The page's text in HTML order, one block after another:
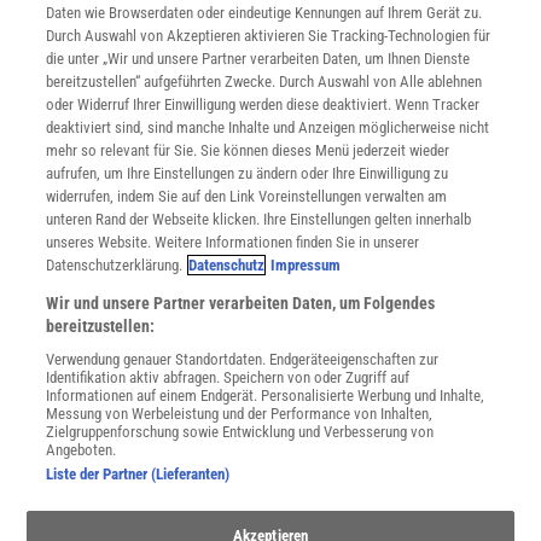
INFO
Mediadaten
Datenschutz
Nutzungsbedingungen
Cookie-Einstellungen
Utiq verwalten
Nutzungsbasierte Onlinewerbung
Alle Artikel
Impressum
Angebote für Schulen
Angebote für Institutionen
Sprachen lernen mit Gymglish
Lexika
Für Spektrum schreiben
Zugänglichkeitserklärung
WEBSEITEN
KielSCN
Wissenschaft in die Schulen
Daten wie Browserdaten oder eindeutige Kennungen auf Ihrem Gerät zu.
Durch Auswahl von Akzeptieren aktivieren Sie Tracking-Technologien für
die unter „Wir und unsere Partner verarbeiten Daten, um Ihnen Dienste
bereitzustellen“ aufgeführten Zwecke. Durch Auswahl von Alle ablehnen
oder Widerruf Ihrer Einwilligung werden diese deaktiviert. Wenn Tracker
deaktiviert sind, sind manche Inhalte und Anzeigen möglicherweise nicht
mehr so relevant für Sie. Sie können dieses Menü jederzeit wieder
aufrufen, um Ihre Einstellungen zu ändern oder Ihre Einwilligung zu
widerrufen, indem Sie auf den Link Voreinstellungen verwalten am
unteren Rand der Webseite klicken. Ihre Einstellungen gelten innerhalb
unseres Website. Weitere Informationen finden Sie in unserer
Datenschutzerklärung. Datenschutz Impressum
Wir und unsere Partner verarbeiten Daten, um Folgendes
bereitzustellen:
Verwendung genauer Standortdaten. Endgeräteeigenschaften zur
Identifikation aktiv abfragen. Speichern von oder Zugriff auf
Informationen auf einem Endgerät. Personalisierte Werbung und Inhalte,
Messung von Werbeleistung und der Performance von Inhalten,
Zielgruppenforschung sowie Entwicklung und Verbesserung von
Angeboten.
Liste der Partner (Lieferanten)
Akzeptieren